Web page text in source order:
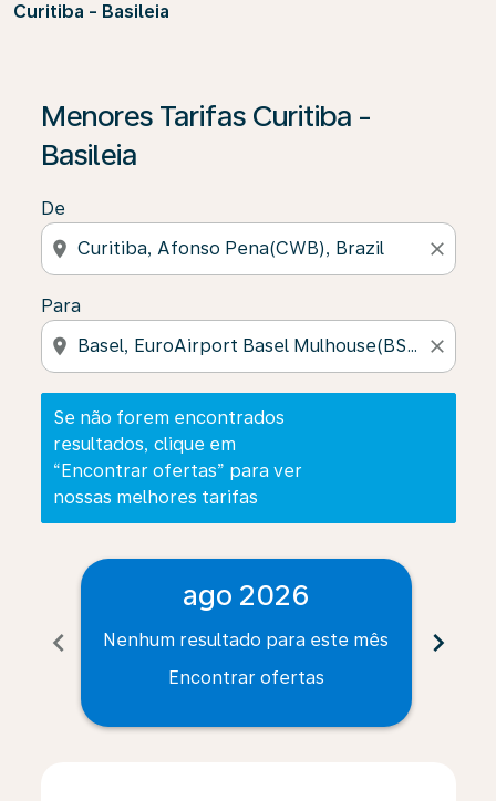
Curitiba - Basileia
Menores Tarifas Curitiba -
Basileia
De
location_on close
Para
location_on close
Se não forem encontrados
resultados, clique em
“Encontrar ofertas” para ver
nossas melhores tarifas
Se não forem encontrados resultados, clique em
chevron_left
ago 2026
Nenhum resultado para este mês
Encontrar ofertas
chevron_right